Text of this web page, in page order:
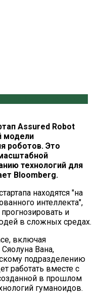
Assured Robot
модели
роботов. Это
технологий для
Bloomberg.
находятся "на
интеллекта",
и
в сложных средах.
включая
Вана,
подразделению
работать вместе с
в прошлом
гуманоидов.